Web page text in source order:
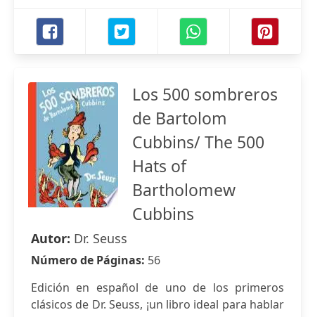
Los 500 sombreros
de Bartolom
Cubbins/ The 500
Hats of
Bartholomew
Cubbins
Autor: Dr. Seuss
Número de Páginas: 56
Edición en español de uno de los primeros
clásicos de Dr. Seuss, ¡un libro ideal para hablar